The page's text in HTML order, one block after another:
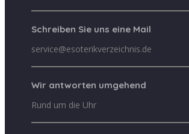
Schreiben Sie uns eine Mail
service@esoterikverzeichnis.de
Wir antworten umgehend
Rund um die Uhr